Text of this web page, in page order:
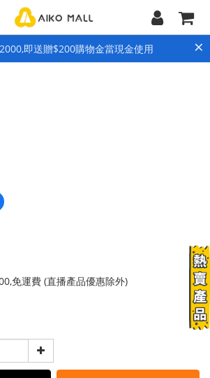
即送贈$200購物金當現金使用 ×
免運費 (直播產品優惠除外)